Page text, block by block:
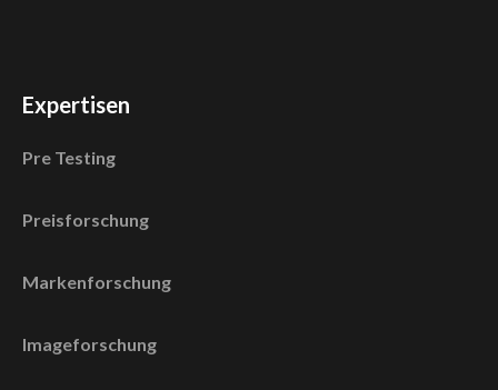
Expertisen
Pre Testing
Preisforschung
Markenforschung
Imageforschung